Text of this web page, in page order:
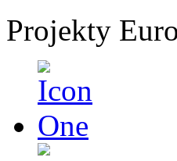
Projekty